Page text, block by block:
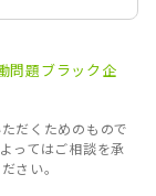
問題ブラック企
だくためのもので
ってはご相談を承
さい。